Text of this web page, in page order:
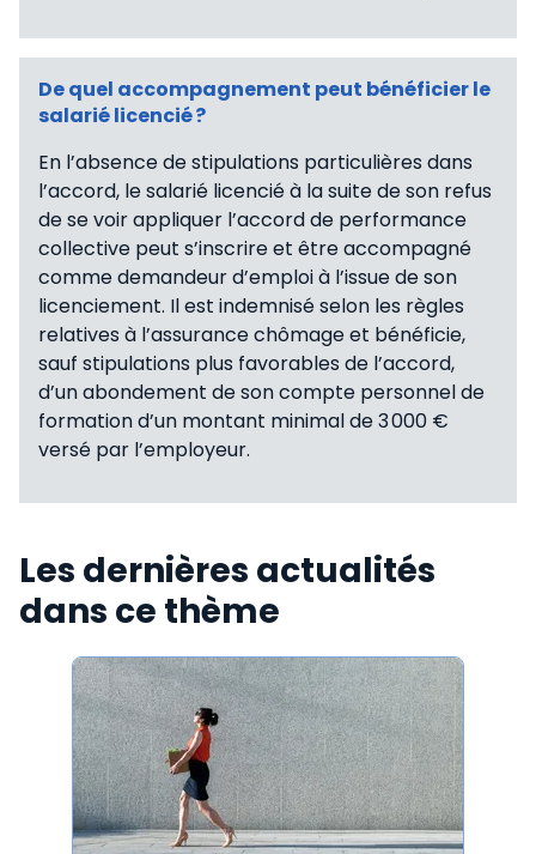
De quel accompagnement peut bénéficier le
salarié licencié ?
En l’absence de stipulations particulières dans
l’accord, le salarié licencié à la suite de son refus
de se voir appliquer l’accord de performance
collective peut s’inscrire et être accompagné
comme demandeur d’emploi à l’issue de son
licenciement. Il est indemnisé selon les règles
relatives à l’assurance chômage et bénéficie,
sauf stipulations plus favorables de l’accord,
d’un abondement de son compte personnel de
formation d’un montant minimal de 3 000 €
versé par l’employeur.
Les dernières actualités
dans ce thème